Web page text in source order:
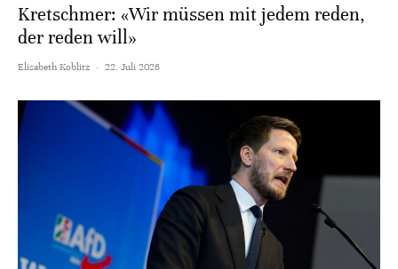
Kretschmer: «Wir müssen mit jedem reden,
der reden will»
Elisabeth Koblitz · 22. Juli 2026